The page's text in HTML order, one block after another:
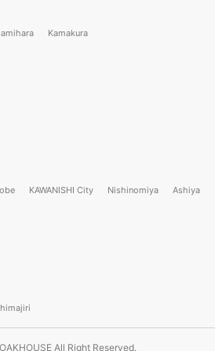
Kamakura
KAWANISHI City Nishinomiya Ashiya
All Right Reserved.